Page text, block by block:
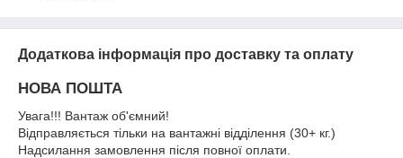
Додаткова інформація про доставку та оплату
НОВА ПОШТА
Увага!!! Вантаж об'ємний!
Відправляється тільки на вантажні відділення (30+ кг.)
Надсилання замовлення після повної оплати.